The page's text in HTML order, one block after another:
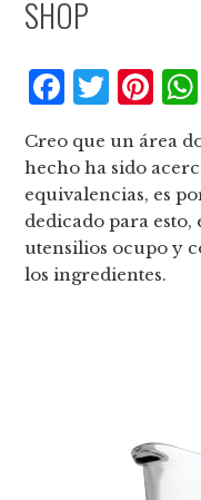
SHOP
Creo que un área
hecho ha sido
equivalencias, es
dedicado para
utensilios ocupo y
los ingredientes.